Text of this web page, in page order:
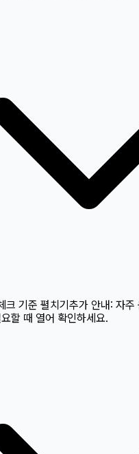
크 기준 펼치기 추가 안내: 자주
할 때 열어 확인하세요.